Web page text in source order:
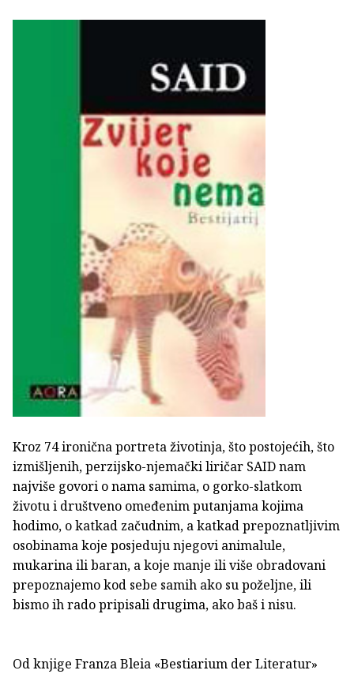
Kroz 74 ironična portreta životinja, što postojećih, što
izmišljenih, perzijsko-njemački liričar SAID nam
najviše govori o nama samima, o gorko-slatkom
životu i društveno omeđenim putanjama kojima
hodimo, o katkad začudnim, a katkad prepoznatljivim
osobinama koje posjeduju njegovi animalule,
mukarina ili baran, a koje manje ili više obradovani
prepoznajemo kod sebe samih ako su poželjne, ili
bismo ih rado pripisali drugima, ako baš i nisu.
Od knjige Franza Bleia «Bestiarium der Literatur»